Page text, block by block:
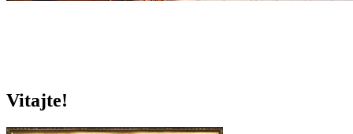
Vitajte!